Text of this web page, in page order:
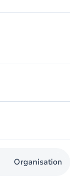
Organisation